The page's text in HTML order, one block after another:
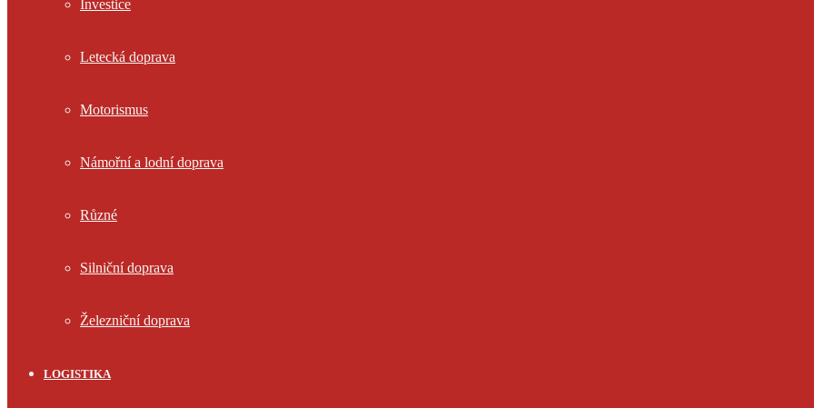
Investice
Letecká doprava
Motorismus
Námořní a lodní doprava
Různé
Silniční doprava
Železniční doprava
LOGISTIKA